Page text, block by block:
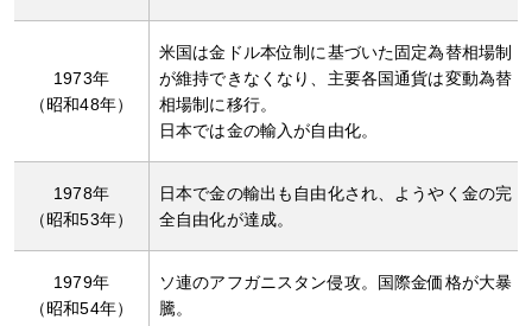
1973年
（昭和48年）
米国は金ドル本位制に基づいた固定為替相場制
が維持できなくなり、主要各国通貨は変動為替
相場制に移行。
日本では金の輸入が自由化。
1978年
（昭和53年）
日本で金の輸出も自由化され、ようやく金の完
全自由化が達成。
1979年
（昭和54年）
ソ連のアフガニスタン侵攻。国際金価格が大暴
騰。